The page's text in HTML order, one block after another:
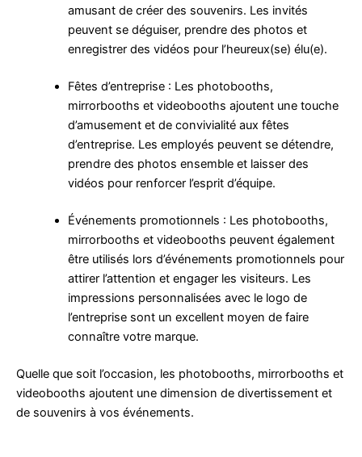
amusant de créer des souvenirs. Les invités
peuvent se déguiser, prendre des photos et
enregistrer des vidéos pour l’heureux(se) élu(e).
Fêtes d’entreprise : Les photobooths,
mirrorbooths et videobooths ajoutent une touche
d’amusement et de convivialité aux fêtes
d’entreprise. Les employés peuvent se détendre,
prendre des photos ensemble et laisser des
vidéos pour renforcer l’esprit d’équipe.
Événements promotionnels : Les photobooths,
mirrorbooths et videobooths peuvent également
être utilisés lors d’événements promotionnels pour
attirer l’attention et engager les visiteurs. Les
impressions personnalisées avec le logo de
l’entreprise sont un excellent moyen de faire
connaître votre marque.
Quelle que soit l’occasion, les photobooths, mirrorbooths et
videobooths ajoutent une dimension de divertissement et
de souvenirs à vos événements.